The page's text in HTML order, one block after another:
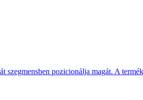
pozicionálja magát. A